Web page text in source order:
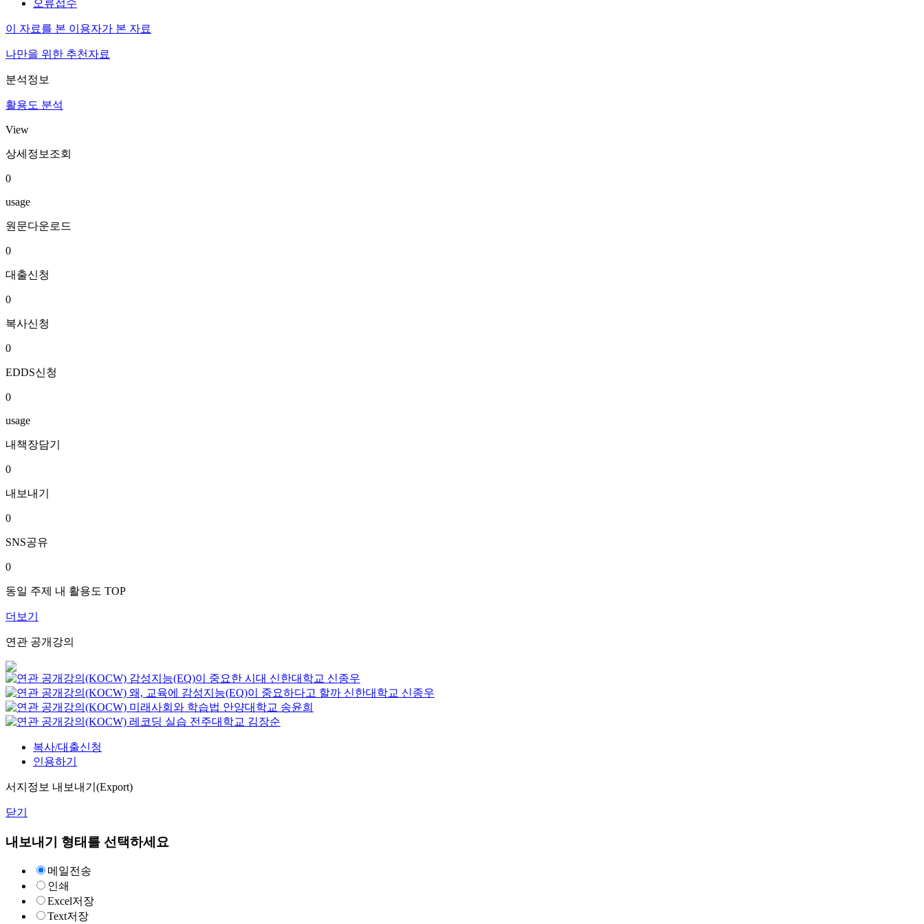
오류접수
이 자료를 본 이용자가 본 자료
나만을 위한 추천자료
분석정보
활용도 분석
View
상세정보조회
0
usage
원문다운로드
0
대출신청
0
복사신청
0
EDDS신청
0
usage
내책장담기
0
내보내기
0
SNS공유
0
동일 주제 내 활용도 TOP
더보기
연관 공개강의
감성지능(EQ)이 중요한 시대 신한대학교 신종우
왜, 교육에 감성지능(EQ)이 중요하다고 할까 신한대학교 신종우
미래사회와 학습법 안양대학교 송윤희
레코딩 실습 전주대학교 김장순
복사/대출신청
인용하기
서지정보 내보내기(Export)
닫기
내보내기 형태를 선택하세요
메일전송
인쇄
Excel저장
Text저장